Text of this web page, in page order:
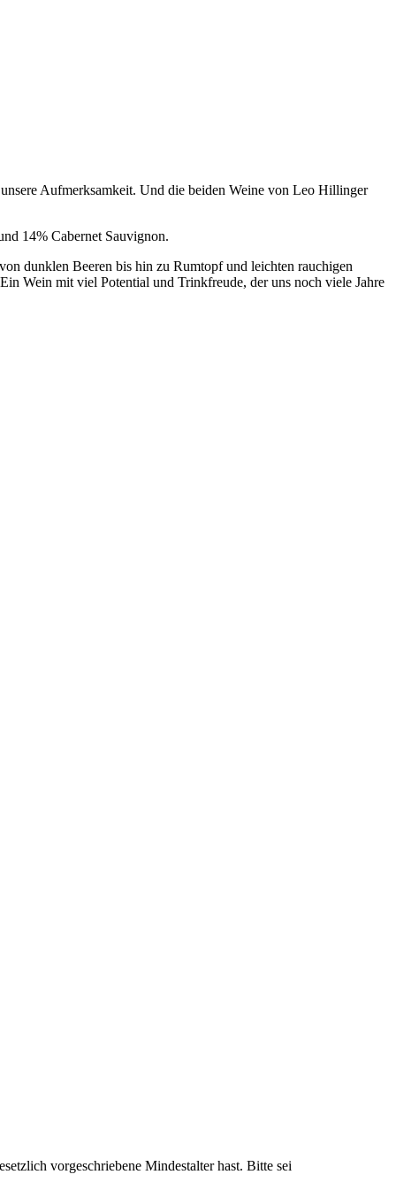
Aufmerksamkeit. Und die beiden Weine von Leo Hillinger
14% Cabernet Sauvignon.
dunklen Beeren bis hin zu Rumtopf und leichten rauchigen
Wein mit viel Potential und Trinkfreude, der uns noch viele Jahre
vorgeschriebene Mindestalter hast. Bitte sei